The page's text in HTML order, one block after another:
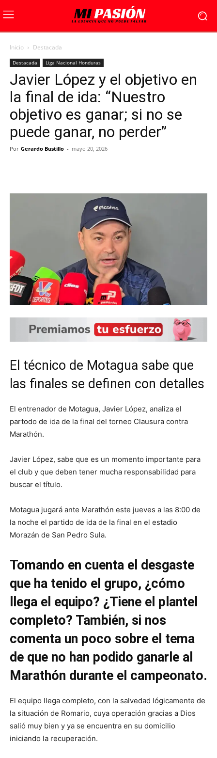
Inicio Destacada
Destacada Liga Nacional Honduras
Javier López y el objetivo en
la final de ida: “Nuestro
objetivo es ganar; si no se
puede ganar, no perder”
Por Gerardo Bustillo - mayo 20, 2026
El técnico de Motagua sabe que
las finales se definen con detalles
El entrenador de Motagua, Javier López, analiza el
partodo de ida de la final del torneo Clausura contra
Marathón.
Javier López, sabe que es un momento importante para
el club y que deben tener mucha responsabilidad para
buscar el título.
Motagua jugará ante Marathón este jueves a las 8:00 de
la noche el partido de ida de la final en el estadio
Morazán de San Pedro Sula.
Tomando en cuenta el desgaste
que ha tenido el grupo, ¿cómo
llega el equipo? ¿Tiene el plantel
completo? También, si nos
comenta un poco sobre el tema
de que no han podido ganarle al
Marathón durante el campeonato.
El equipo llega completo, con la salvedad lógicamente de
la situación de Romario, cuya operación gracias a Dios
salió muy bien y ya se encuentra en su domicilio
iniciando la recuperación.